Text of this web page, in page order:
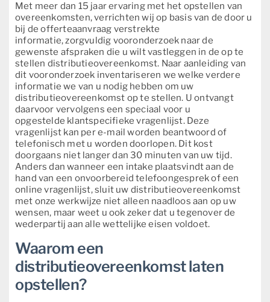
Met meer dan 15 jaar ervaring met het opstellen van
overeenkomsten, verrichten wij op basis van de door u
bij de offerteaanvraag verstrekte
informatie, zorgvuldig vooronderzoek naar de
gewenste afspraken die u wilt vastleggen in de op te
stellen distributieovereenkomst. Naar aanleiding van
dit vooronderzoek inventariseren we welke verdere
informatie we van u nodig hebben om uw
distributieovereenkomst op te stellen. U ontvangt
daarvoor vervolgens een speciaal voor u
opgestelde klantspecifieke vragenlijst. Deze
vragenlijst kan per e-mail worden beantwoord of
telefonisch met u worden doorlopen. Dit kost
doorgaans niet langer dan 30 minuten van uw tijd.
Anders dan wanneer een intake plaatsvindt aan de
hand van een onvoorbereid telefoongesprek of een
online vragenlijst, sluit uw distributieovereenkomst
met onze werkwijze niet alleen naadloos aan op uw
wensen, maar weet u ook zeker dat u tegenover de
wederpartij aan alle wettelijke eisen voldoet.
Waarom een
distributieovereenkomst laten
opstellen?